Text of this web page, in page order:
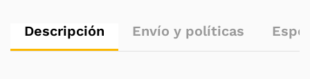
Descripción Envío y políticas